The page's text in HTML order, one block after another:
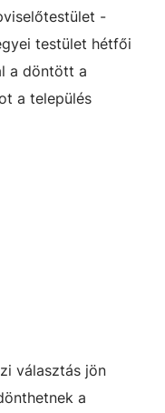
-
testület hétfői
a döntött a
a település
választás jön
a